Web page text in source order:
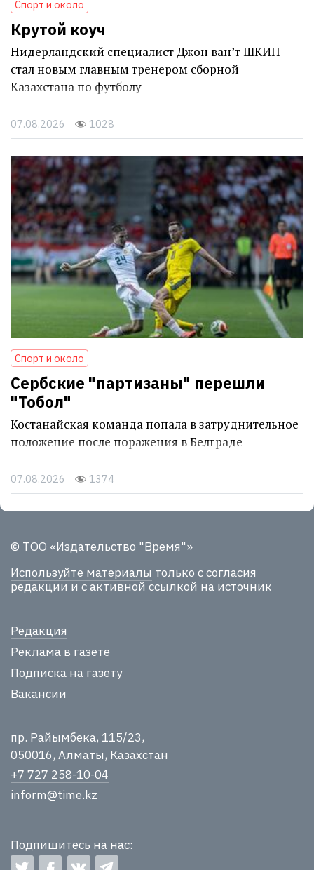
Спорт и около
Крутой коуч
Нидерландский специалист Джон ван’т ШКИП
стал новым главным тренером сборной
Казахстана по футболу
07.08.2026 1028
Спорт и около
Сербские "партизаны" перешли
"Тобол"
Костанайская команда попала в затруднительное
положение после поражения в Белграде
07.08.2026 1374
© ТОО «Издательство "Время"»
Используйте материалы только с согласия
редакции и с активной ссылкой на источник
Редакция
Реклама в газете
Подписка на газету
Вакансии
пр. Райымбека, 115/23,
050016, Алматы, Казахстан
+7 727 258-10-04
inform@time.kz
Подпишитесь на нас: